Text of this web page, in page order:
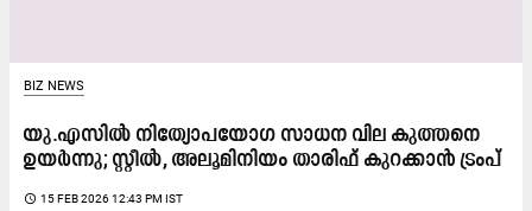
BIZ NEWS
യു.എസിൽ നിത്യോപയോഗ സാധന വില കുത്തനെ
ഉയർന്നു; സ്റ്റീൽ, അലൂമിനിയം താരിഫ് കുറക്കാൻ ട്രംപ്
access_time 15 FEB 2026 12:43 PM IST